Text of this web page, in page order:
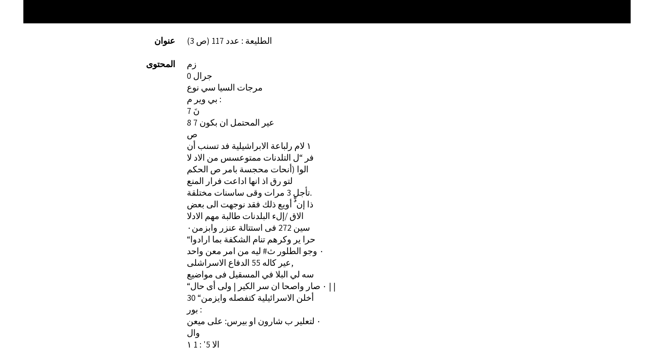
عنوان الطليعة : عدد 117 (ص 3)
المحتوى
زم
0 جرال
مرجات السيا سي نوع
بي وير م :
نَ 7
8 7 عير المحتمل ان بكون
ص
‎١‏ لام رلباعة الابراشيلية فد تسنب أن
فر “ل التلدنات ممتوعسس من الاد لا
الوا (أنحات محجسة بامر ص الحكم
لتو رق اذ انها اداعت فرار المنع
تأجل 3 مرات وقى ساسنات مختلقة.
ذا إن ٌْ أويع ذلك فقد نوجهت الى بعض
الاق /إلء البلدنات طالبة مهم الادلا
سين 272 فى استتالة عنزر وابزمن٠‏
“حرا ير وكرهم تنام الشكفة بما ارادوا
الطلور ث# ليه من امر معن واحد ‎٠‏ وجو
عير كاله 55 الدفاع الاسراشلى,
سه لي البلا في المسقيل فى مواضيع
“سر الكير | ولى أى حال ‎٠‏ صار واصحا ان | |
30 “أخلن الاسرائيلية كتفصله وايزمن
بور :
لتعلير ب شارون او بيرس: على ميعن ‎٠‏
وال
‎١ 1 : '‏ الا 5